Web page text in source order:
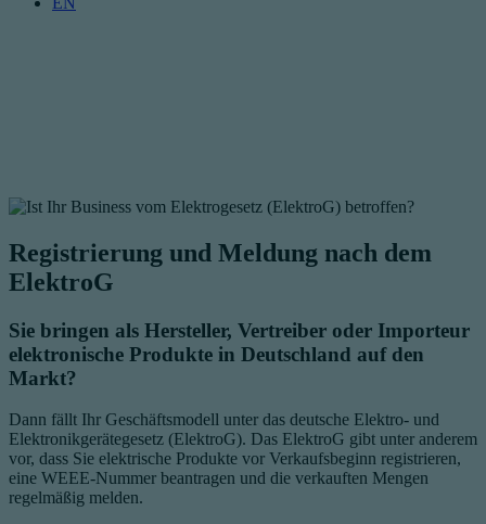
Registrierung und Meldung nach dem
ElektroG
Sie bringen als Hersteller, Vertreiber oder Importeur
elektronische Produkte in Deutschland auf den
Markt?
Dann fällt Ihr Geschäftsmodell unter das deutsche Elektro- und
Elektronikgerätegesetz (ElektroG). Das ElektroG gibt unter anderem
vor, dass Sie elektrische Produkte vor Verkaufsbeginn registrieren,
eine WEEE-Nummer beantragen und die verkauften Mengen
regelmäßig melden.